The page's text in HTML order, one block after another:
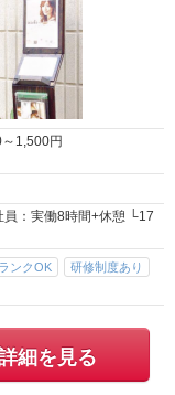
～ 1,500円
ンクOK
研修制度あり
細を見る